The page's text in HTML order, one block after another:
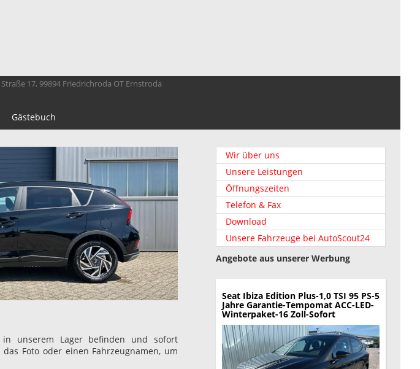
17, 99894 Friedrichroda OT Ernstroda
Gästebuch
unserem Lager befinden und sofort
Foto oder einen Fahrzeugnamen, um
Wir über uns
Unsere Leistungen
Öffnungszeiten
Telefon & Fax
Download
Unsere Fahrzeuge bei AutoScout24
Angebote aus unserer Werbung
Seat Ibiza Edition Plus-1,0 TSI 95 PS-5
Jahre Garantie-Tempomat ACC-LED-
Winterpaket-16 Zoll-Sofort